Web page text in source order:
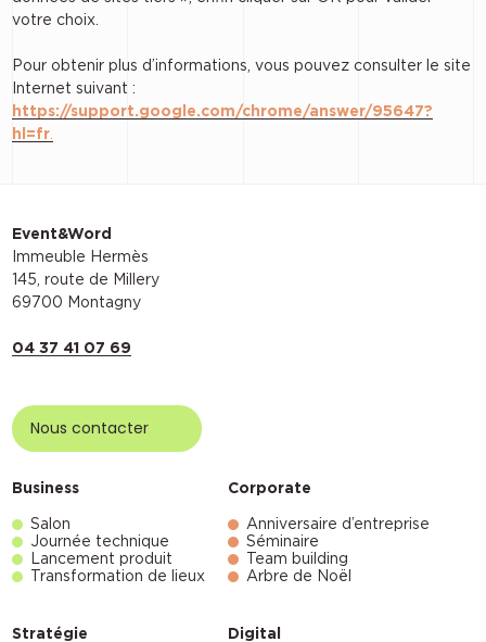
votre choix.
Pour obtenir plus d’informations, vous pouvez consulter le site
Internet suivant :
https://support.google.com/chrome/answer/95647?
hl=fr
Event&Word
Immeuble Hermès
145, route de Millery
69700 Montagny
04 37 41 07 69
Nous contacter
Business
Salon
Journée technique
Lancement produit
Transformation de lieux
Corporate
Anniversaire d’entreprise
Séminaire
Team building
Arbre de Noël
Stratégie Digital